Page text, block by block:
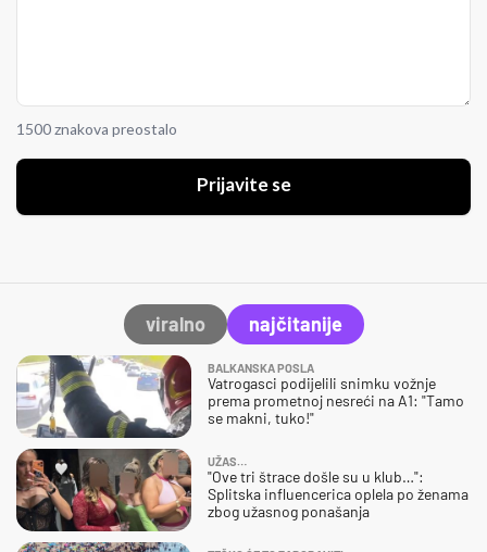
1500 znakova preostalo
Prijavite se
viralno najčitanije
BALKANSKA POSLA
Vatrogasci podijelili snimku vožnje
prema prometnoj nesreći na A1: "Tamo
se makni, tuko!"
UŽAS…
"Ove tri štrace došle su u klub…":
Splitska influencerica oplela po ženama
zbog užasnog ponašanja